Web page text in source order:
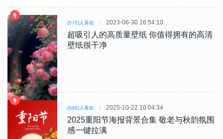
(575)人喜欢 2023-06-30 16:54:10
超吸引人的高质量壁纸 你值得拥有的高清
壁纸很干净
(566)人喜欢 2025-10-22 10:04:34
2025重阳节海报背景合集 敬老与秋韵氛围
感一键拉满